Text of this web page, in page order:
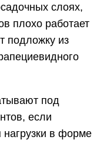
слоях,
плохо работает
подложку из
под
если
в форме